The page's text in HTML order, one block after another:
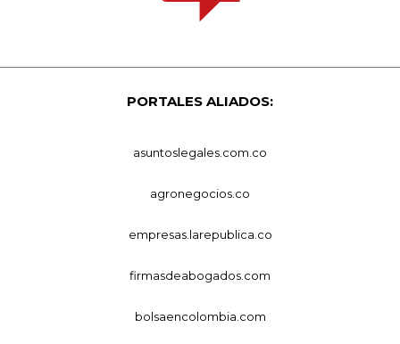
PORTALES ALIADOS:
asuntoslegales.com.co
agronegocios.co
empresas.larepublica.co
firmasdeabogados.com
bolsaencolombia.com